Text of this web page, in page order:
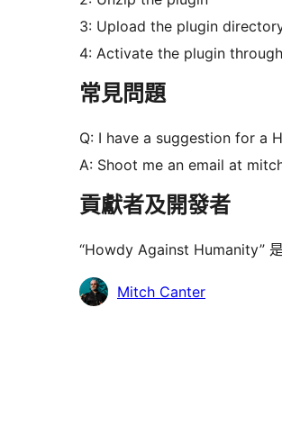
3: Upload the plugin
4: Activate the plugin through
常見問題
Q: I have a suggestion for a
A: Shoot me an email at
貢獻者及開發者
“Howdy Against Humanity”
貢
Mitch Canter